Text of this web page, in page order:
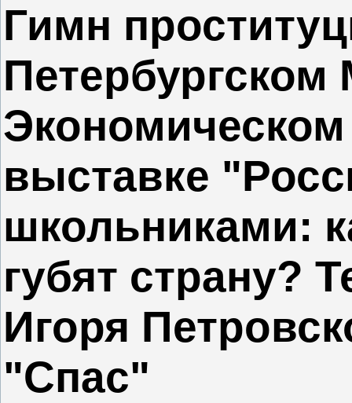
Гимн
выставке
школьниками:
губят страну?
Игоря
"Спас"